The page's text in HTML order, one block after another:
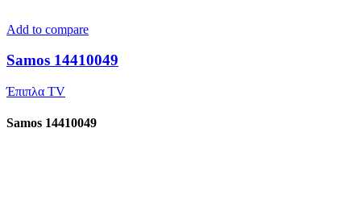
Add to compare
Samos 14410049
Έπιπλα TV
Samos 14410049